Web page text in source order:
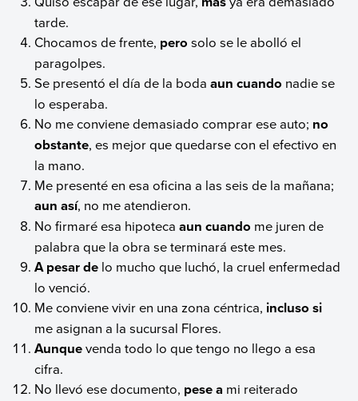
tarde.
Chocamos de frente, pero solo se le abolló el
paragolpes.
Se presentó el día de la bodaaun cuando nadie se
lo esperaba.
No me conviene demasiado comprar ese auto; no
obstante, es mejor que quedarse con el efectivo en
la mano.
Me presenté en esa oficina a las seis de la mañana;
aun así, no me atendieron.
No firmaré esa hipotecaaun cuando me juren de
palabra que la obra se terminará este mes.
A pesar de lo mucho que luchó, la cruel enfermedad
lo venció.
Me conviene vivir en una zona céntrica, incluso si
me asignan a la sucursal Flores.
Aunquevenda todo lo que tengo no llego a esa
cifra.
No llevó ese documento, pese a mi reiterado